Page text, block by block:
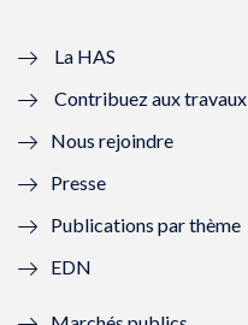
l
l
f
e
e
La HAS
Contribuez aux travaux
Nous rejoindre
Presse
Publications par thème
EDN